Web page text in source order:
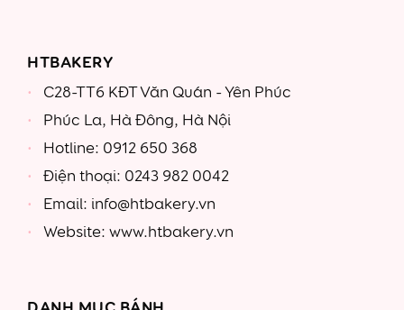
HTBAKERY
C28-TT6 KĐT Văn Quán - Yên Phúc
Phúc La, Hà Đông, Hà Nội
Hotline: 0912 650 368
Điện thoại: 0243 982 0042
Email: info@htbakery.vn
Website: www.htbakery.vn